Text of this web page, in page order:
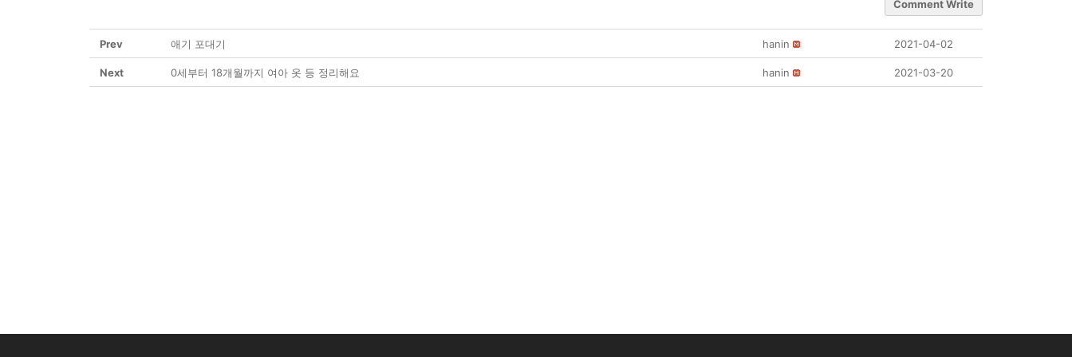
Comment Write
Prev 애기 포대기 hanin 2021-04-02
Next 0세부터 18개월까지 여아 옷 등 정리해요 hanin 2021-03-20